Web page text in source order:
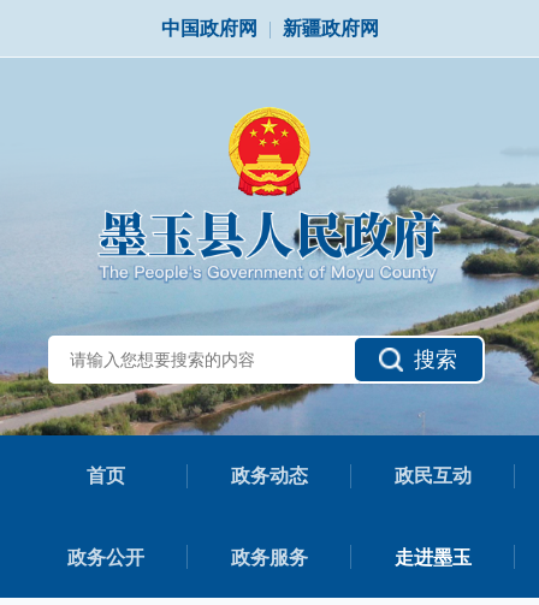
中国政府网 | 新疆政府网
搜索
首页 政务动态 政民互动
政务公开 政务服务 走进墨玉